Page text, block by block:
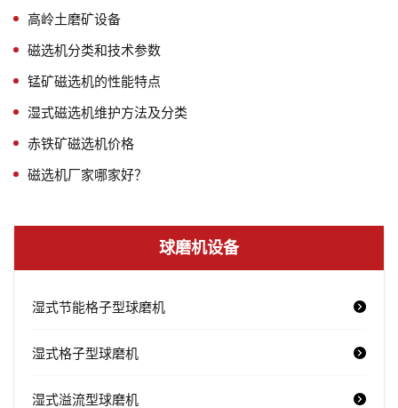
高岭土磨矿设备
磁选机分类和技术参数
锰矿磁选机的性能特点
湿式磁选机维护方法及分类
赤铁矿磁选机价格
磁选机厂家哪家好？
球磨机设备
湿式节能格子型球磨机
湿式格子型球磨机
湿式溢流型球磨机